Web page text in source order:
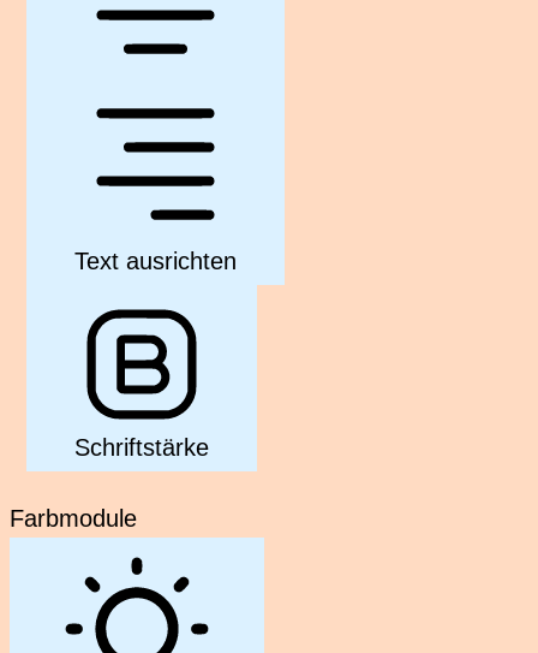
Text ausrichten
Schriftstärke
Farbmodule